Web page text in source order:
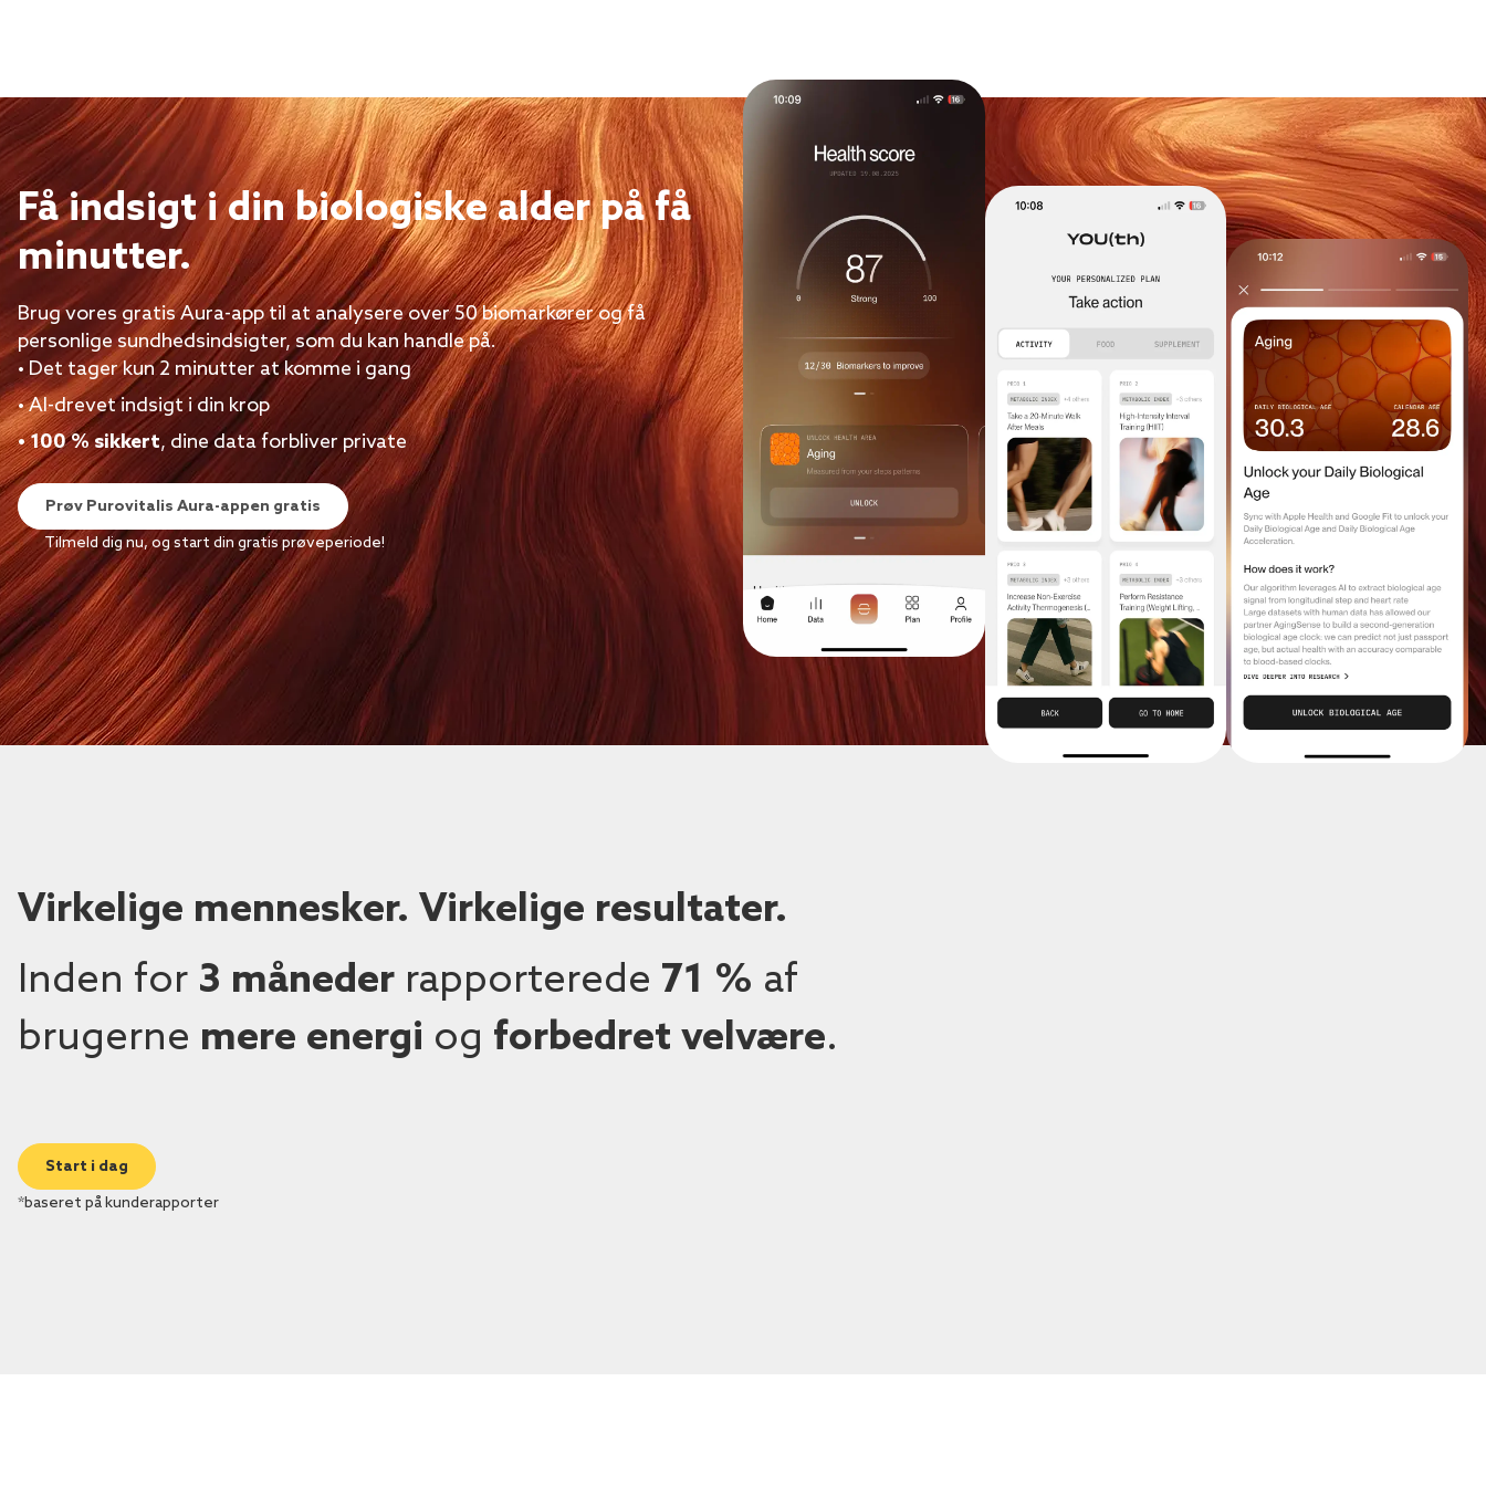
Få indsigt i din biologiske alder på få
minutter.
Brug vores gratis Aura-app til at analysere over 50 biomarkører og få
personlige sundhedsindsigter, som du kan handle på.
• Det tager kun 2 minutter at komme i gang
• AI-drevet indsigt i din krop
• 100 % sikkert, dine data forbliver private
Prøv Purovitalis Aura-appen gratis
Tilmeld dig nu, og start din gratis prøveperiode!
Virkelige mennesker. Virkelige resultater.
Inden for 3 måneder rapporterede 71 % af
brugerne mere energi og forbedret velvære.
Start i dag
*baseret på kunderapporter